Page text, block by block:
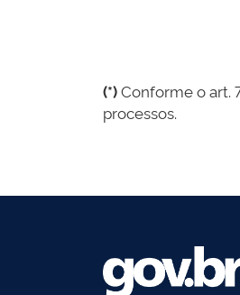
(*)Conforme o art.
processos.